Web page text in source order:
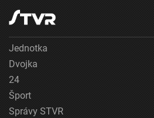
Jednotka
Dvojka
24
Šport
Správy STVR